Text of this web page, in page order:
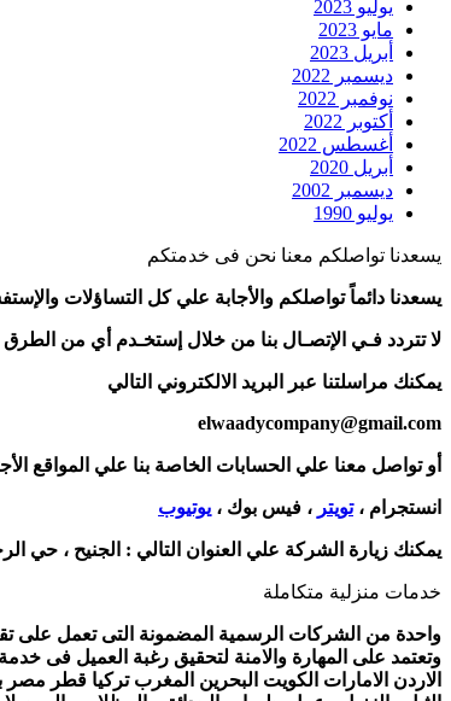
يوليو 2023
مايو 2023
أبريل 2023
ديسمبر 2022
نوفمبر 2022
أكتوبر 2022
أغسطس 2022
أبريل 2020
ديسمبر 2002
يوليو 1990
يسعدنا تواصلكم معنا نحن فى خدمتكم
يسعدنا دائماً تواصلكم والأجابة علي كل التساؤلات
لا تتردد فـي الإتصـال بنا من خلال إستخـدم أي من الطرق
يمكنك مراسلتنا عبر البريد الالكتروني التالي
elwaadycompany@gmail.com
أو تواصل معنا علي الحسابات الخاصة بنا علي المواقع
انستجرام ،تويتر ، فيس بوك ، يوتيوب
يمكنك زيارة الشركة علي العنوان التالي : الجنيح ، حي
خدمات منزلية متكاملة
واحدة من الشركات الرسمية المضمونة التى تعمل على
وتعتمد على المهارة والامنة لتحقيق رغبة العميل فى
الاردن الامارات الكويت البحرين المغرب تركيا قطر